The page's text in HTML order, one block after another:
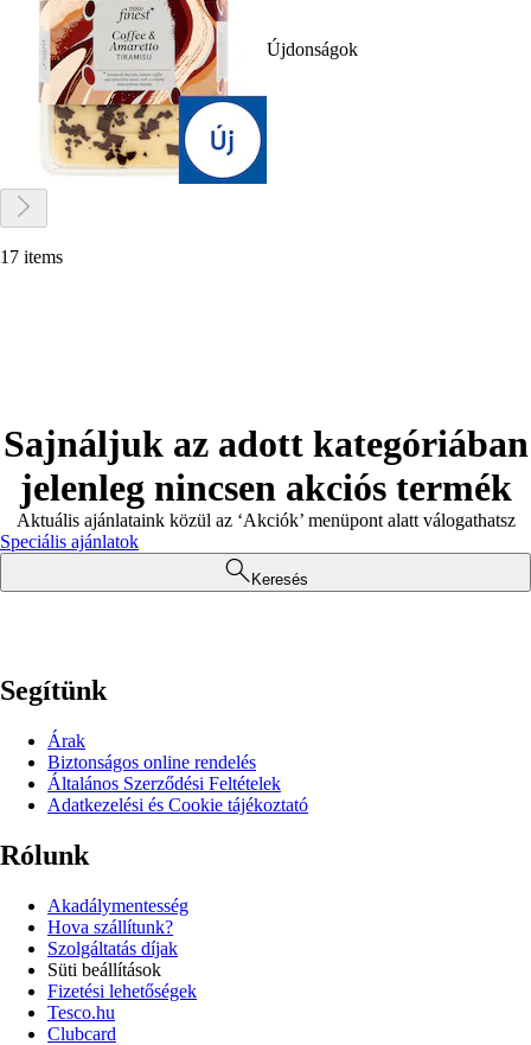
Újdonságok
17 items
Sajnáljuk az adott kategóriában
jelenleg nincsen akciós termék
Aktuális ajánlataink közül az ‘Akciók’ menüpont alatt válogathatsz
Speciális ajánlatok
Keresés
Segítünk
Árak
Biztonságos online rendelés
Általános Szerződési Feltételek
Adatkezelési és Cookie tájékoztató
Rólunk
Akadálymentesség
Hova szállítunk?
Szolgáltatás díjak
Süti beállítások
Fizetési lehetőségek
Tesco.hu
Clubcard